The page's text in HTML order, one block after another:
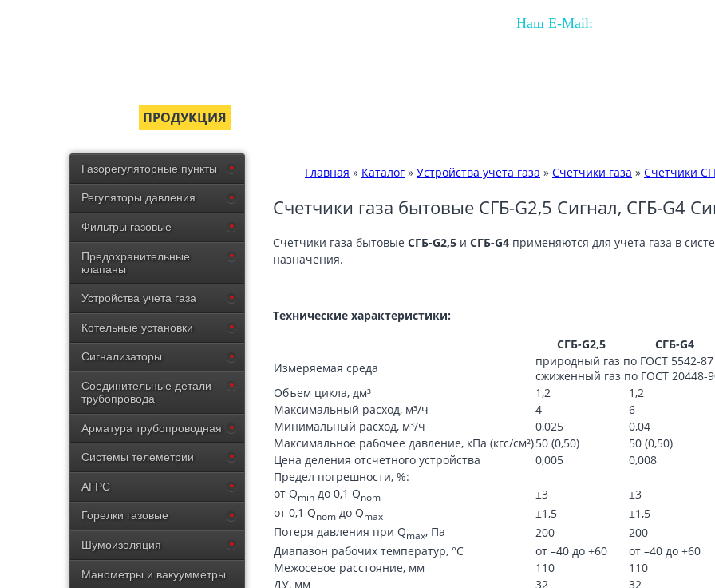
Наш E-Mail:
ПРОДУКЦИЯ
Газорегуляторные пункты
Регуляторы давления
Фильтры газовые
Предохранительные
клапаны
Устройства учета газа
Котельные установки
Сигнализаторы
Соединительные детали
трубопровода
Арматура трубопроводная
Системы телеметрии
АГРС
Горелки газовые
Шумоизоляция
Манометры и вакуумметры
Главная » Каталог » Устройства учета газа » Счетчики газа » Счетчики
Счетчики газа бытовые СГБ-G2,5 Сигнал, СГБ-G4
Счетчики газа бытовые СГБ-G2,5 и СГБ-G4 применяются для учета газа в
назначения.
Технические характеристики:
СГБ-G2,5
СГБ-G4
Измеряемая среда
природный газ по ГОСТ 5542-87
сжиженный газ по ГОСТ 20448-
Объем цикла, дм³
1,2
1,2
Максимальный расход, м³/ч
4
6
Минимальный расход, м³/ч
0,025
0,04
Максимальное рабочее давление, кПа (кгс/см²)50 (0,50)
50 (0,50)
Цена деления отсчетного устройства
0,005
0,008
Предел погрешности, %:
от Qmin до 0,1 Qnom ±3
±3
от 0,1 Qnom до Qmax ±1,5
±1,5
Потеря давления при Qmax, Па 200
200
Диапазон рабочих температур, °С
от –40 до +60
от –40 до +60
Межосевое расстояние, мм
110
110
ДУ, мм
32
32